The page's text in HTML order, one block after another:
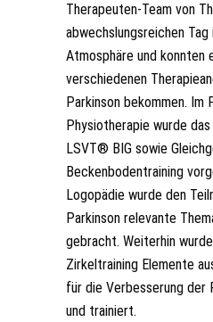
Therapeuten-Team von
abwechslungsreichen
Atmosphäre und konnten
verschiedenen
Parkinson bekommen. Im
Physiotherapie wurde
LSVT® BIG sowie
Beckenbodentraining
Logopädie wurde den
Parkinson relevante
gebracht. Weiterhin
Zirkeltraining Elemente
für die Verbesserung der
und trainiert.